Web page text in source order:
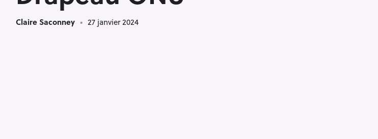
Claire Saconney 27 janvier 2024